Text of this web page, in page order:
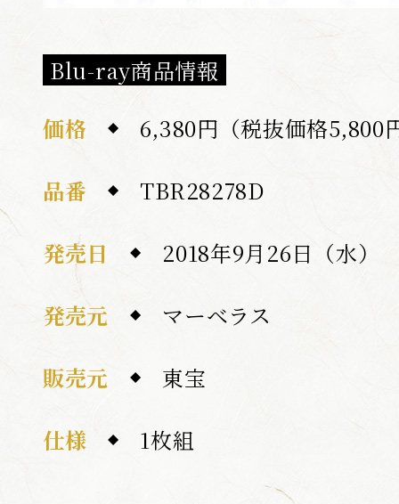
Blu-ray商品情報
価格
6,380円（税抜価格5,800
品番
TBR28278D
発売日
2018年9月26日（水）
発売元
マーベラス
販売元
東宝
仕様
1枚組